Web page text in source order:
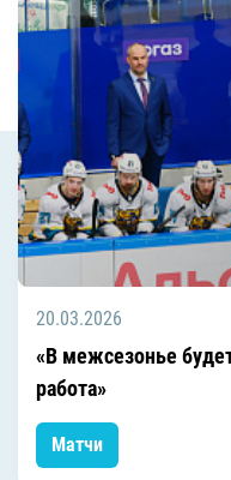
20.03.2026
«В межсезонье
работа»
Матчи